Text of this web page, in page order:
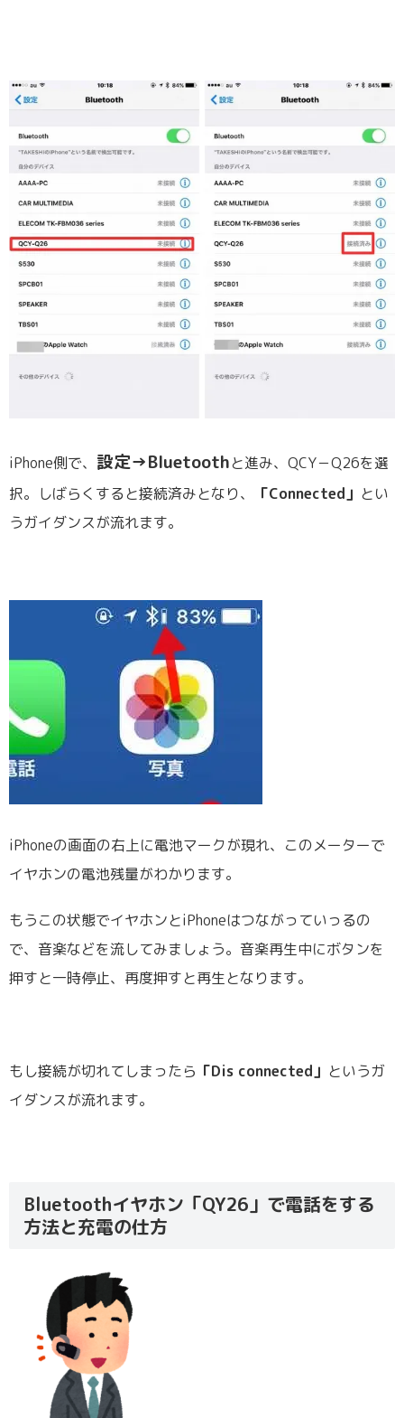
iPhone側で、 設定→Bluetoothと進み、QCY－Q26を選
択。しばらくすると接続済みとなり、
「Connected」 とい
うガイダンスが流れます。
iPhoneの画面の右上に電池マークが現れ、このメーターで
イヤホンの電池残量がわかります。
もうこの状態でイヤホンとiPhoneはつながっていっるの
で、音楽などを流してみましょう。音楽再生中にボタンを
押すと一時停止、再度押すと再生となります。
もし接続が切れてしまったら 「Dis connected」 というガ
イダンスが流れます。
Bluetoothイヤホン「QY26」で電話をする
方法と充電の仕方